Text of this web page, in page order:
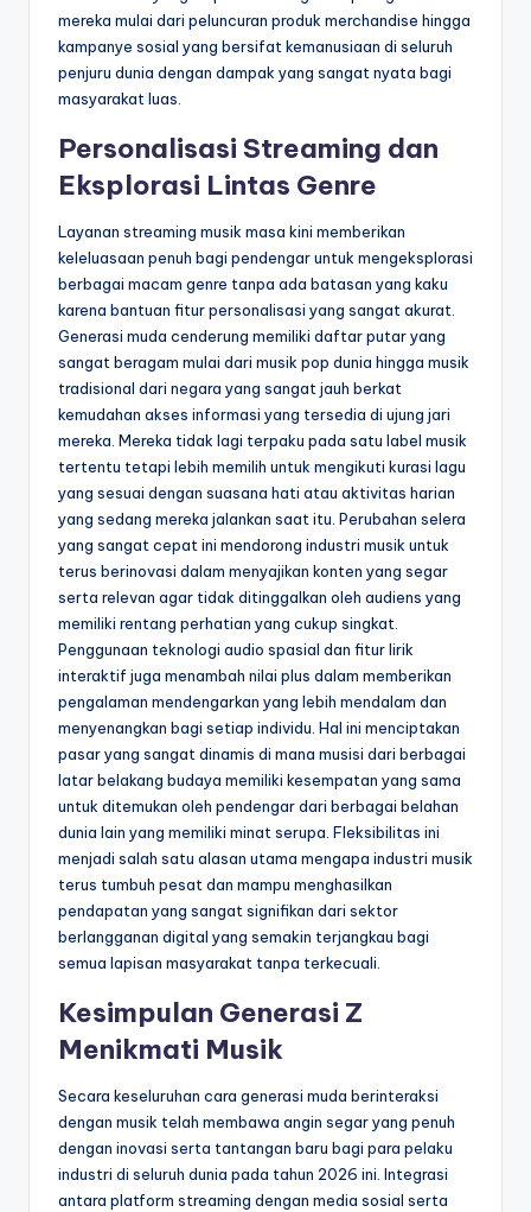
mereka mulai dari peluncuran produk merchandise hingga
kampanye sosial yang bersifat kemanusiaan di seluruh
penjuru dunia dengan dampak yang sangat nyata bagi
masyarakat luas.
Personalisasi Streaming dan
Eksplorasi Lintas Genre
Layanan streaming musik masa kini memberikan
keleluasaan penuh bagi pendengar untuk mengeksplorasi
berbagai macam genre tanpa ada batasan yang kaku
karena bantuan fitur personalisasi yang sangat akurat.
Generasi muda cenderung memiliki daftar putar yang
sangat beragam mulai dari musik pop dunia hingga musik
tradisional dari negara yang sangat jauh berkat
kemudahan akses informasi yang tersedia di ujung jari
mereka. Mereka tidak lagi terpaku pada satu label musik
tertentu tetapi lebih memilih untuk mengikuti kurasi lagu
yang sesuai dengan suasana hati atau aktivitas harian
yang sedang mereka jalankan saat itu. Perubahan selera
yang sangat cepat ini mendorong industri musik untuk
terus berinovasi dalam menyajikan konten yang segar
serta relevan agar tidak ditinggalkan oleh audiens yang
memiliki rentang perhatian yang cukup singkat.
Penggunaan teknologi audio spasial dan fitur lirik
interaktif juga menambah nilai plus dalam memberikan
pengalaman mendengarkan yang lebih mendalam dan
menyenangkan bagi setiap individu. Hal ini menciptakan
pasar yang sangat dinamis di mana musisi dari berbagai
latar belakang budaya memiliki kesempatan yang sama
untuk ditemukan oleh pendengar dari berbagai belahan
dunia lain yang memiliki minat serupa. Fleksibilitas ini
menjadi salah satu alasan utama mengapa industri musik
terus tumbuh pesat dan mampu menghasilkan
pendapatan yang sangat signifikan dari sektor
berlangganan digital yang semakin terjangkau bagi
semua lapisan masyarakat tanpa terkecuali.
Kesimpulan Generasi Z
Menikmati Musik
Secara keseluruhan cara generasi muda berinteraksi
dengan musik telah membawa angin segar yang penuh
dengan inovasi serta tantangan baru bagi para pelaku
industri di seluruh dunia pada tahun 2026 ini. Integrasi
antara platform streaming dengan media sosial serta